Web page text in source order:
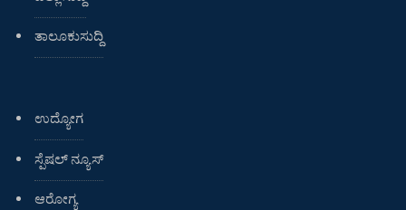
ತಾಲೂಕುಸುದ್ದಿ
ಉದ್ಯೋಗ
ಸ್ಪೆಷಲ್ ನ್ಯೂಸ್
ಆರೋಗ್ಯ